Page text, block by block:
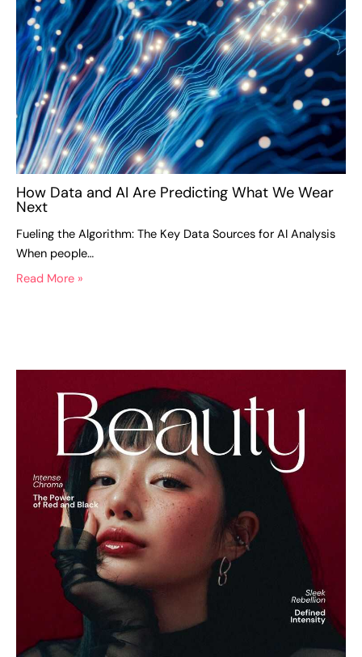
How Data and AI Are Predicting What We Wear
Next
Fueling the Algorithm: The Key Data Sources for AI Analysis
When people…
Read More »